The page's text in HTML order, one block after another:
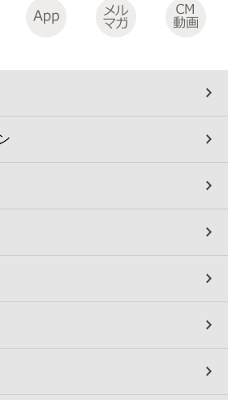
シェアリング（店舗限定）
エクボクローク」（店舗限定）
（店舗限定）